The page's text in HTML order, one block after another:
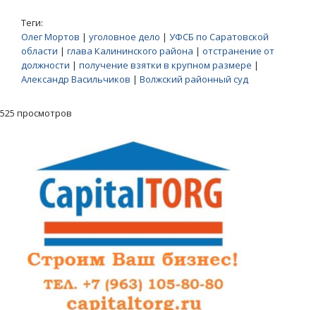
Теги:
Олег Мортов | уголовное дело | УФСБ по Саратовской
области | глава Калининского района | отстранение от
должности | получение взятки в крупном размере |
Александр Васильчиков | Волжский районный суд
525 просмотров